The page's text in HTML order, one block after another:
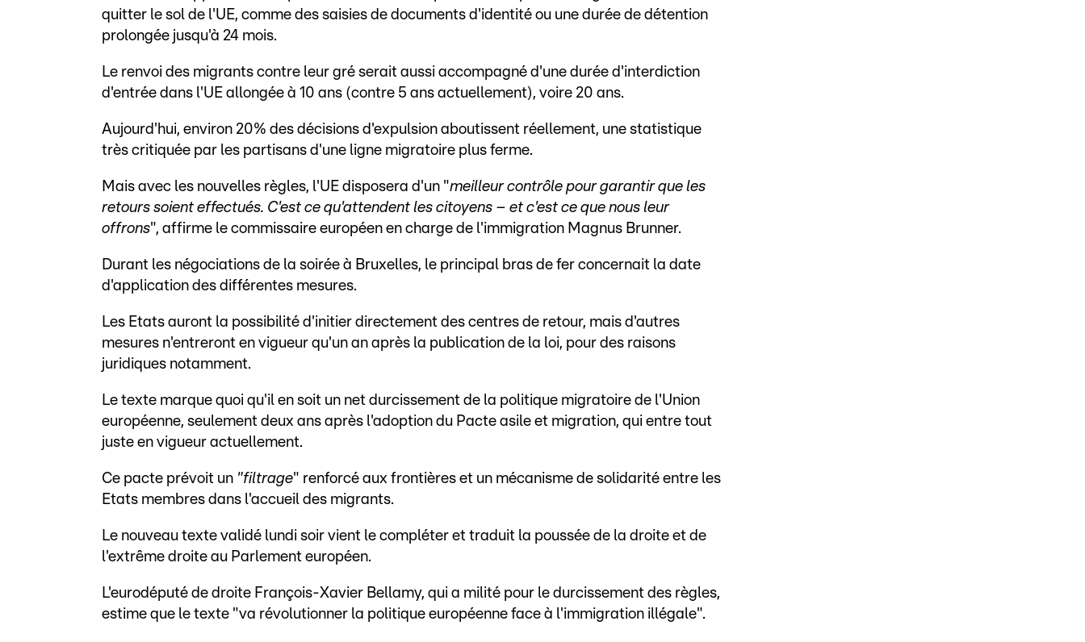
quitter le sol de l'UE, comme des saisies de documents d'identité ou une durée de détention
prolongée jusqu'à 24 mois.
Le renvoi des migrants contre leur gré serait aussi accompagné d'une durée d'interdiction
d'entrée dans l'UE allongée à 10 ans (contre 5 ans actuellement), voire 20 ans.
Aujourd'hui, environ 20% des décisions d'expulsion aboutissent réellement, une statistique
très critiquée par les partisans d'une ligne migratoire plus ferme.
Mais avec les nouvelles règles, l'UE disposera d'un "meilleur contrôle pour garantir que les
retours soient effectués. C'est ce qu'attendent les citoyens – et c'est ce que nous leur
offrons", affirme le commissaire européen en charge de l'immigration Magnus Brunner.
Durant les négociations de la soirée à Bruxelles, le principal bras de fer concernait la date
d'application des différentes mesures.
Les Etats auront la possibilité d'initier directement des centres de retour, mais d'autres
mesures n'entreront en vigueur qu'un an après la publication de la loi, pour des raisons
juridiques notamment.
Le texte marque quoi qu'il en soit un net durcissement de la politique migratoire de l'Union
européenne, seulement deux ans après l'adoption du Pacte asile et migration, qui entre tout
juste en vigueur actuellement.
Ce pacte prévoit un "filtrage" renforcé aux frontières et un mécanisme de solidarité entre les
Etats membres dans l'accueil des migrants.
Le nouveau texte validé lundi soir vient le compléter et traduit la poussée de la droite et de
l'extrême droite au Parlement européen.
L'eurodéputé de droite François-Xavier Bellamy, qui a milité pour le durcissement des règles,
estime que le texte "va révolutionner la politique européenne face à l'immigration illégale".